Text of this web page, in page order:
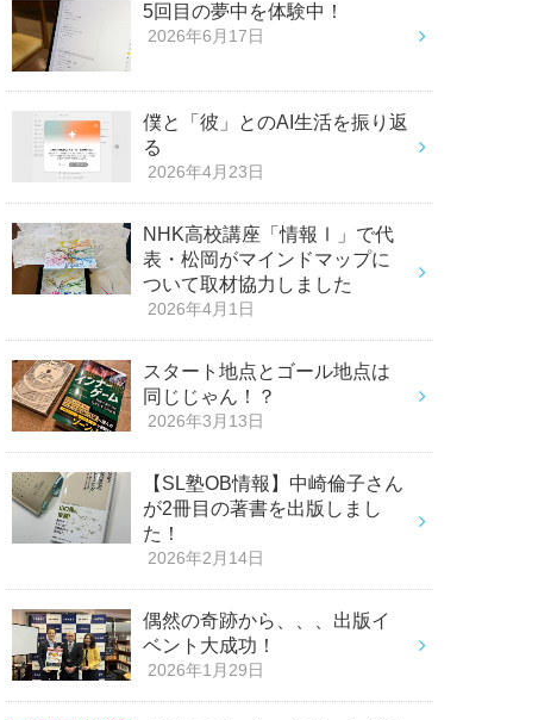
5回目の夢中を体験中！
2026年6月17日
僕と「彼」とのAI生活を振り返
る
2026年4月23日
NHK高校講座「情報Ⅰ」で代
表・松岡がマインドマップに
ついて取材協力しました
2026年4月1日
スタート地点とゴール地点は
同じじゃん！？
2026年3月13日
【SL塾OB情報】中崎倫子さん
が2冊目の著書を出版しまし
た！
2026年2月14日
偶然の奇跡から、、、出版イ
ベント大成功！
2026年1月29日